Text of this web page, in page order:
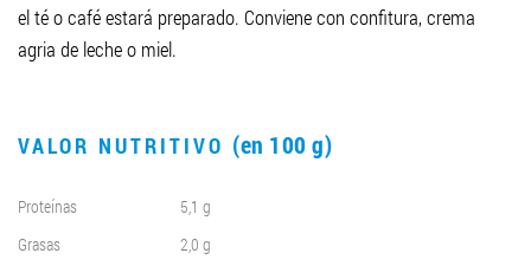
el té o café estará preparado. Conviene con confitura, crema
agria de leche o miel.
VALOR NUTRITIVO (en 100 g)
Proteínas
5,1 g
Grasas
2,0 g